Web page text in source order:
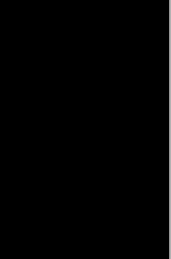
director)
(as Orry Kelly))
de electricidad